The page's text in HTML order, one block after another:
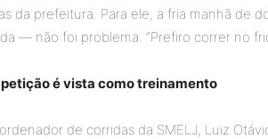
da prefeitura. Para ele, a fria manhã de
— não foi problema. “Prefiro correr no
é vista como treinamento
de corridas da SMELJ, Luiz